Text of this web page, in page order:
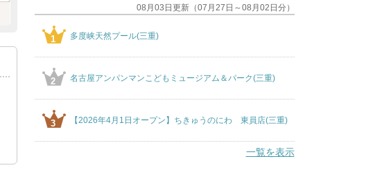
08月03日更新（07月27日～08月02日分）
1 多度峡天然プール(三重)
2 名古屋アンパンマンこどもミュージアム＆パーク(三重)
3 【2026年4月1日オープン】ちきゅうのにわ 東員店(三重)
一覧を表示